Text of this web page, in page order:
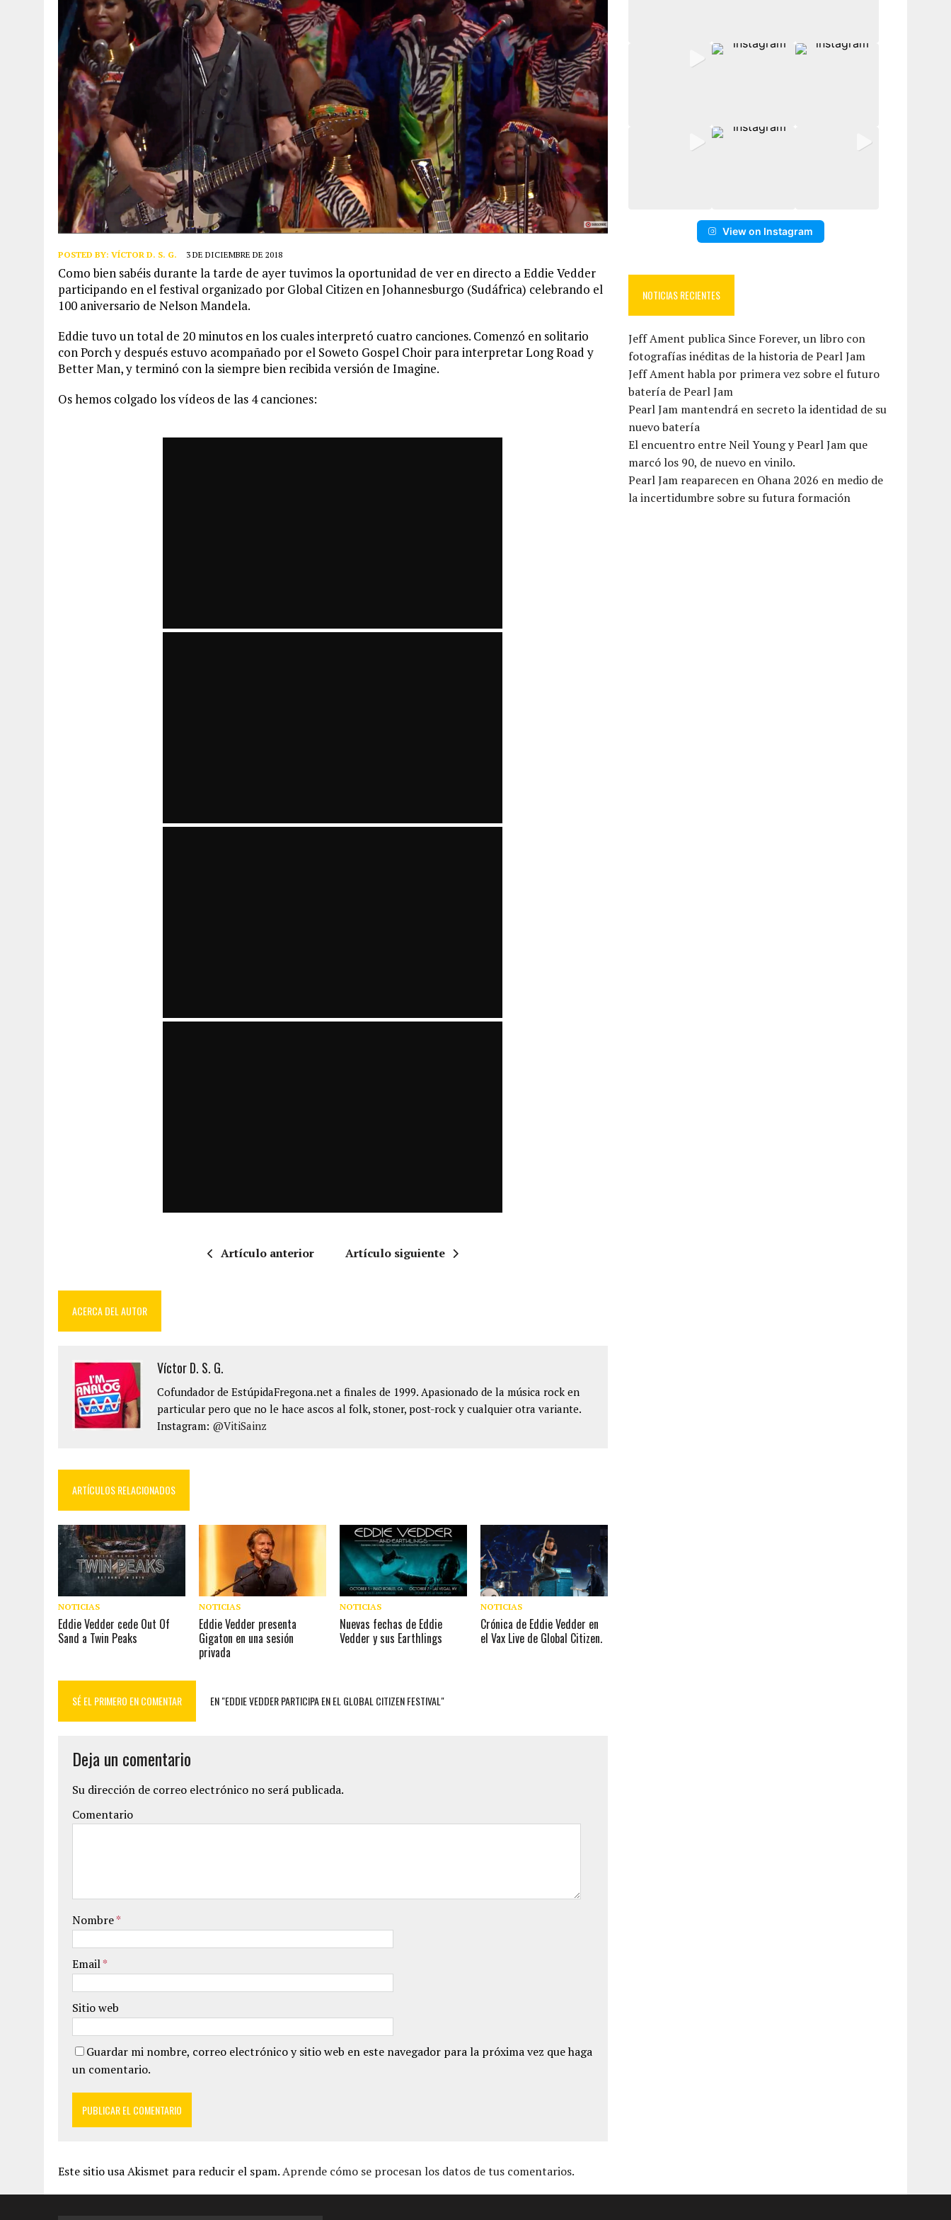
POSTED BY: VÍCTOR D. S. G. 3 DE DICIEMBRE DE 2018
Como bien sabéis durante la tarde de ayer tuvimos la oportunidad de ver en directo a Eddie Vedder
participando en el festival organizado por Global Citizen en Johannesburgo (Sudáfrica) celebrando el
100 aniversario de Nelson Mandela.
Eddie tuvo un total de 20 minutos en los cuales interpretó cuatro canciones. Comenzó en solitario
con Porch y después estuvo acompañado por el Soweto Gospel Choir para interpretar Long Road y
Better Man, y terminó con la siempre bien recibida versión de Imagine.
Os hemos colgado los vídeos de las 4 canciones:
Artículo anterior Artículo siguiente
ACERCA DEL AUTOR
Víctor D. S. G.
Cofundador de EstúpidaFregona.net a finales de 1999. Apasionado de la música rock en
particular pero que no le hace ascos al folk, stoner, post-rock y cualquier otra variante.
Instagram: @VitiSainz
ARTÍCULOS RELACIONADOS
NOTICIAS
Eddie Vedder cede Out Of
Sand a Twin Peaks
NOTICIAS
Eddie Vedder presenta
Gigaton en una sesión
privada
NOTICIAS
Nuevas fechas de Eddie
Vedder y sus Earthlings
NOTICIAS
Crónica de Eddie Vedder en
el Vax Live de Global Citizen.
SÉ EL PRIMERO EN COMENTAR EN "EDDIE VEDDER PARTICIPA EN EL GLOBAL CITIZEN FESTIVAL"
Deja un comentario
Su dirección de correo electrónico no será publicada.
Comentario
Nombre*
Email*
Sitio web
Guardar mi nombre, correo electrónico y sitio web en este navegador para la próxima vez que haga
un comentario.
Este sitio usa Akismet para reducir el spam.Aprende cómo se procesan los datos de tus comentarios.
View on Instagram
NOTICIAS RECIENTES
Jeff Ament publica Since Forever, un libro con
fotografías inéditas de la historia de Pearl Jam
Jeff Ament habla por primera vez sobre el futuro
batería de Pearl Jam
Pearl Jam mantendrá en secreto la identidad de su
nuevo batería
El encuentro entre Neil Young y Pearl Jam que
marcó los 90, de nuevo en vinilo.
Pearl Jam reaparecen en Ohana 2026 en medio de
la incertidumbre sobre su futura formación